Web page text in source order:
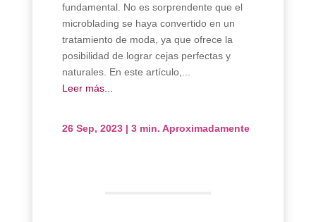
fundamental. No es sorprendente que el
microblading se haya convertido en un
tratamiento de moda, ya que ofrece la
posibilidad de lograr cejas perfectas y
naturales. En este artículo,...
Leer más...
26 Sep, 2023 |3 min. Aproximadamente